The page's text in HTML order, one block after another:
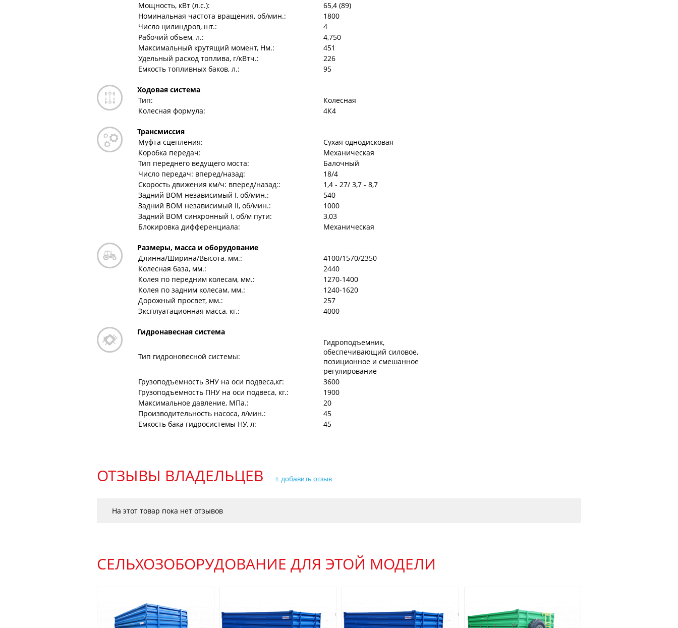
Мощность, кВт (л.с.):
65,4 (89)
Номинальная частота вращения, об/мин.:
1800
Число цилиндров, шт.:
4
Рабочий объем, л.:
4,750
Максимальный крутящий момент, Нм.:
451
Удельный расход топлива, г/кВтч.:
226
Емкость топливных баков, л.:
95
Ходовая система
Тип:
Колесная
Колесная формула:
4К4
Трансмиссия
Муфта сцепления:
Сухая однодисковая
Коробка передач:
Механическая
Тип переднего ведущего моста:
Балочный
Число передач: вперед/назад:
18/4
Скорость движения км/ч: вперед/назад::
1,4 - 27/ 3,7 - 8,7
Задний ВОМ независимый I, об/мин.:
540
Задний ВОМ независимый II, об/мин.:
1000
Задний ВОМ синхронный I, об/м пути:
3,03
Блокировка дифференциала:
Механическая
Размеры, масса и оборудование
Длинна/Ширина/Высота, мм.:
4100/1570/2350
Колесная база, мм.:
2440
Колея по передним колесам, мм.:
1270-1400
Колея по задним колесам, мм.:
1240-1620
Дорожный просвет, мм.:
257
Эксплуатационная масса, кг.:
4000
Гидронавесная система
Тип гидроновесной системы:
Гидроподъемник,
обеспечивающий силовое,
позиционное и смешанное
регулирование
Грузоподъемность ЗНУ на оси подвеса,кг:
3600
Грузоподъемность ПНУ на оси подвеса, кг.:
1900
Максимальное давление, МПа.:
20
Производительность насоса, л/мин.:
45
Емкость бака гидросистемы НУ, л:
45
ОТЗЫВЫ ВЛАДЕЛЬЦЕВ + добавить отзыв
На этот товар пока нет отзывов
СЕЛЬХОЗОБОРУДОВАНИЕ ДЛЯ ЭТОЙ МОДЕЛИ